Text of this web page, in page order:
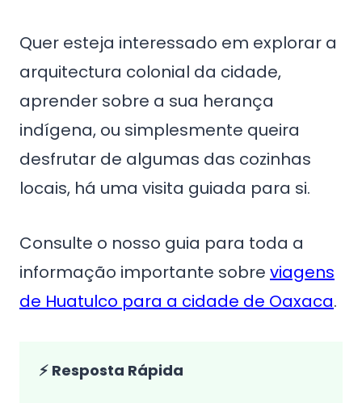
Quer esteja interessado em explorar a
arquitectura colonial da cidade,
aprender sobre a sua herança
indígena, ou simplesmente queira
desfrutar de algumas das cozinhas
locais, há uma visita guiada para si.
Consulte o nosso guia para toda a
informação importante sobre viagens
de Huatulco para a cidade de Oaxaca.
⚡ Resposta Rápida